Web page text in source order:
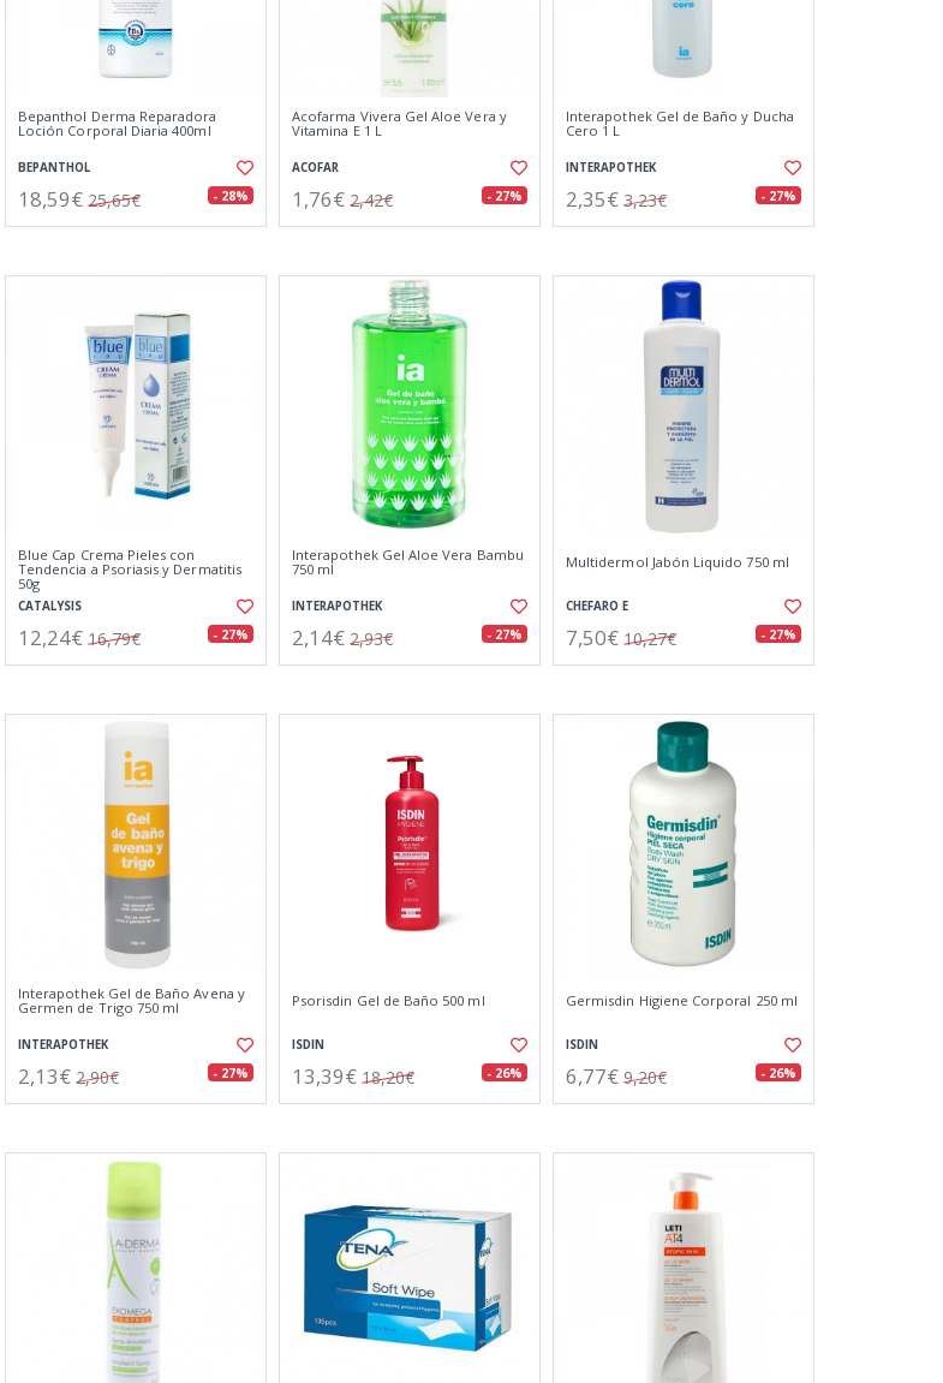
Bepanthol Derma Reparadora
Loción Corporal Diaria 400ml
BEPANTHOL
18,59€ 25,65€ - 28%
Acofarma Vivera Gel Aloe Vera y
Vitamina E 1 L
ACOFAR
1,76€ 2,42€ - 27%
Interapothek Gel de Baño y Ducha
Cero 1 L
INTERAPOTHEK
2,35€ 3,23€ - 27%
Blue Cap Crema Pieles con
Tendencia a Psoriasis y Dermatitis
50g
CATALYSIS
12,24€ 16,79€ - 27%
Interapothek Gel Aloe Vera Bambu
750 ml
INTERAPOTHEK
2,14€ 2,93€ - 27%
Multidermol Jabón Liquido 750 ml
CHEFARO E
7,50€ 10,27€ - 27%
Interapothek Gel de Baño Avena y
Germen de Trigo 750 ml
INTERAPOTHEK
2,13€ 2,90€ - 27%
Psorisdin Gel de Baño 500 ml
ISDIN
13,39€ 18,20€ - 26%
Germisdin Higiene Corporal 250 ml
ISDIN
6,77€ 9,20€ - 26%